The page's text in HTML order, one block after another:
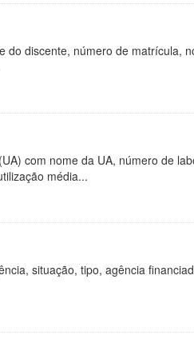
do discente, número de matrícula,
com nome da UA, número de
média...
situação, tipo, agência